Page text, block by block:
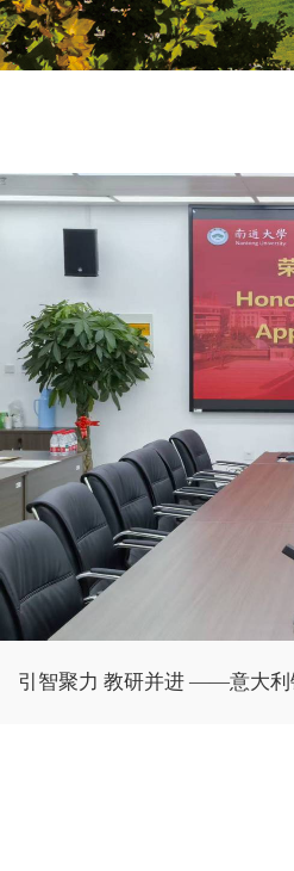
引智聚力 教研并进 ——意大利